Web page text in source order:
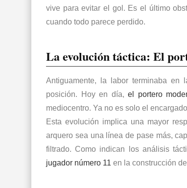
vive para evitar el gol. Es el último
cuando todo parece perdido.
La evolución táctica: El
Antiguamente, la labor terminaba en
posición. Hoy en día,el portero
mediocentro. Ya no es solo el
Esta evolución implica una mayor
arquero sea una línea de pase más,
filtrado. Como indican los análisis
jugador número 11 en la construcción